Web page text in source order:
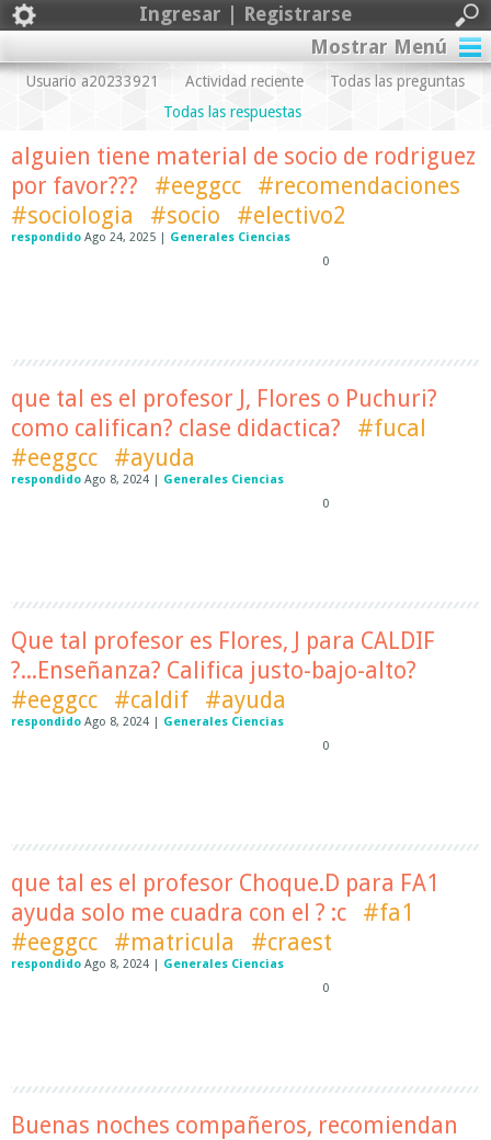
Ingresar | Registrarse
Mostrar Menú
Usuario a20233921 Actividad reciente
Todas las preguntas
Todas las respuestas
alguien tiene material de socio de rodriguez
por favor???
#eeggcc
#recomendaciones
#sociologia
#socio #electivo2
respondido Ago 24, 2025 | Generales Ciencias
0
que tal es el profesor J, Flores o Puchuri?
como califican? clase didactica?
#fucal
#eeggcc
#ayuda
respondido Ago 8, 2024 | Generales Ciencias
0
Que tal profesor es Flores, J para CALDIF
?...Enseñanza? Califica justo-bajo-alto?
#eeggcc
#caldif #ayuda
respondido Ago 8, 2024 | Generales Ciencias
0
que tal es el profesor Choque.D para FA1
ayuda solo me cuadra con el ? :c
#fa1
#eeggcc
#matricula #craest
respondido Ago 8, 2024 | Generales Ciencias
0
Buenas noches compañeros, recomiendan